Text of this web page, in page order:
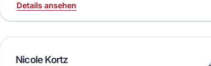
Details ansehen
Nicole Kortz